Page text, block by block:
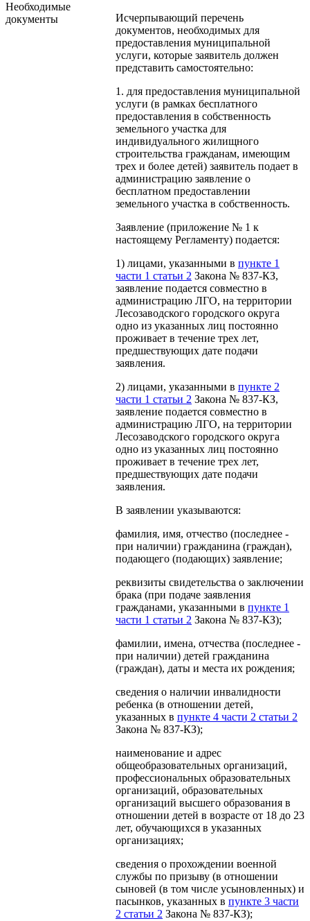
Необходимые
документы
Исчерпывающий перечень
документов, необходимых для
предоставления муниципальной
услуги, которые заявитель должен
представить самостоятельно:
1. для предоставления муниципальной
услуги (в рамках бесплатного
предоставления в собственность
земельного участка для
индивидуального жилищного
строительства гражданам, имеющим
трех и более детей) заявитель подает в
администрацию заявление о
бесплатном предоставлении
земельного участка в собственность.
Заявление (приложение № 1 к
настоящему Регламенту) подается:
1) лицами, указанными в пункте 1
части 1 статьи 2 Закона № 837-КЗ,
заявление подается совместно в
администрацию ЛГО, на территории
Лесозаводского городского округа
одно из указанных лиц постоянно
проживает в течение трех лет,
предшествующих дате подачи
заявления.
2) лицами, указанными в пункте 2
части 1 статьи 2 Закона № 837-КЗ,
заявление подается совместно в
администрацию ЛГО, на территории
Лесозаводского городского округа
одно из указанных лиц постоянно
проживает в течение трех лет,
предшествующих дате подачи
заявления.
В заявлении указываются:
фамилия, имя, отчество (последнее -
при наличии) гражданина (граждан),
подающего (подающих) заявление;
реквизиты свидетельства о заключении
брака (при подаче заявления
гражданами, указанными в пункте 1
части 1 статьи 2 Закона № 837-КЗ);
фамилии, имена, отчества (последнее -
при наличии) детей гражданина
(граждан), даты и места их рождения;
сведения о наличии инвалидности
ребенка (в отношении детей,
указанных в пункте 4 части 2 статьи 2
Закона № 837-КЗ);
наименование и адрес
общеобразовательных организаций,
профессиональных образовательных
организаций, образовательных
организаций высшего образования в
отношении детей в возрасте от 18 до 23
лет, обучающихся в указанных
организациях;
сведения о прохождении военной
службы по призыву (в отношении
сыновей (в том числе усыновленных) и
пасынков, указанных в пункте 3 части
2 статьи 2 Закона № 837-КЗ);